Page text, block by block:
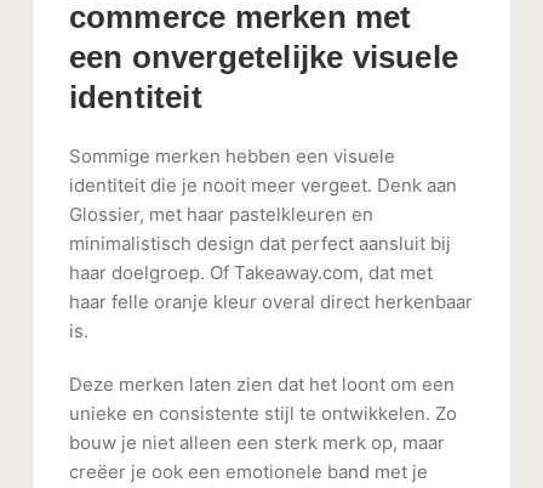
commerce merken met
een onvergetelijke visuele
identiteit
Sommige merken hebben een visuele
identiteit die je nooit meer vergeet. Denk aan
Glossier, met haar pastelkleuren en
minimalistisch design dat perfect aansluit bij
haar doelgroep. Of Takeaway.com, dat met
haar felle oranje kleur overal direct herkenbaar
is.
Deze merken laten zien dat het loont om een
unieke en consistente stijl te ontwikkelen. Zo
bouw je niet alleen een sterk merk op, maar
creëer je ook een emotionele band met je